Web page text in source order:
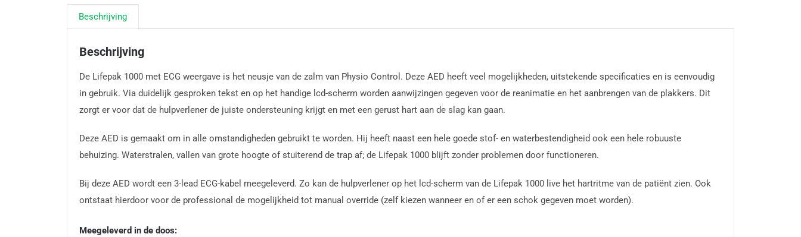
Beschrijving
Beschrijving
De Lifepak 1000 met ECG weergave is het neusje van de zalm van Physio Control. Deze AED heeft veel mogelijkheden, uitstekende specificaties en is eenvoudig
in gebruik. Via duidelijk gesproken tekst en op het handige lcd-scherm worden aanwijzingen gegeven voor de reanimatie en het aanbrengen van de plakkers. Dit
zorgt er voor dat de hulpverlener de juiste ondersteuning krijgt en met een gerust hart aan de slag kan gaan.
Deze AED is gemaakt om in alle omstandigheden gebruikt te worden. Hij heeft naast een hele goede stof- en waterbestendigheid ook een hele robuuste
behuizing. Waterstralen, vallen van grote hoogte of stuiterend de trap af; de Lifepak 1000 blijft zonder problemen door functioneren.
Bij deze AED wordt een 3-lead ECG-kabel meegeleverd. Zo kan de hulpverlener op het lcd-scherm van de Lifepak 1000 live het hartritme van de patiënt zien. Ook
ontstaat hierdoor voor de professional de mogelijkheid tot manual override (zelf kiezen wanneer en of er een schok gegeven moet worden).
Meegeleverd in de doos: